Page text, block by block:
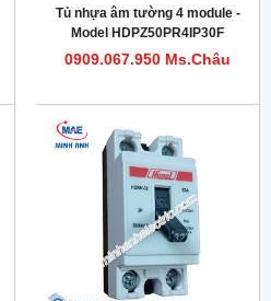
Tủ nhựa âm tường 4 module -
Model HDPZ50PR4IP30F
0909.067.950 Ms.Châu